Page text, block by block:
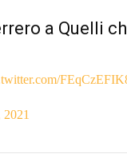
a Quelli
2021